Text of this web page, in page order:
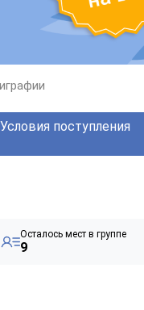
Условия поступления
Осталось мест в группе
9